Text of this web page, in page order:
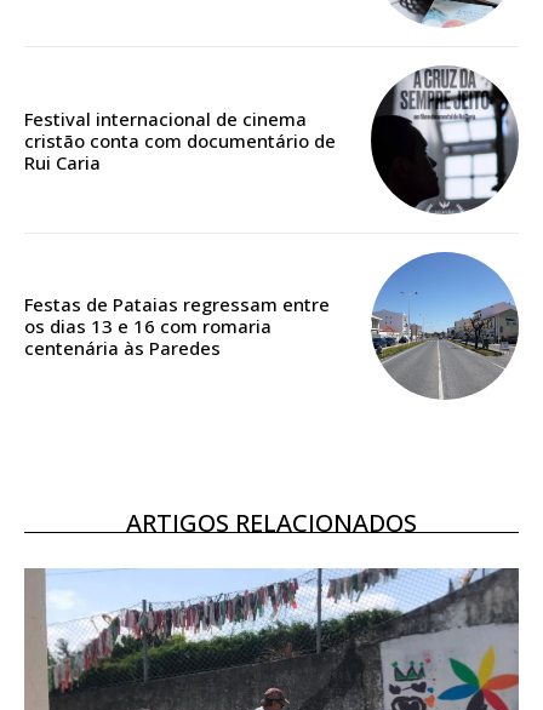
Acesso aos conteúdos Exclusivos para
assinantes
12 meses
Acesso ao conteúdo online
Acesso aos conteúdos Exclusivos para
assinantes
Festival internacional de cinema
cristão conta com documentário de
Rui Caria
Festas de Pataias regressam entre
os dias 13 e 16 com romaria
centenária às Paredes
ARTIGOS RELACIONADOS